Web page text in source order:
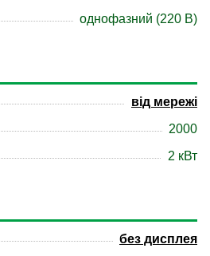
однофазний (220 В)
від мережі
2000
2 кВт
без дисплея